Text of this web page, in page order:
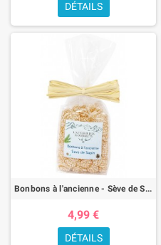
DÉTAILS
Bonbons à l'ancienne - Sève de Sapin
4,99 €
DÉTAILS